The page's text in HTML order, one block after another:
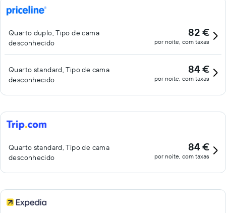
Quarto duplo, Tipo de cama
desconhecido
82 €
por noite, com taxas
Quarto standard, Tipo de cama
desconhecido
84 €
por noite, com taxas
Quarto standard, Tipo de cama
desconhecido
84 €
por noite, com taxas